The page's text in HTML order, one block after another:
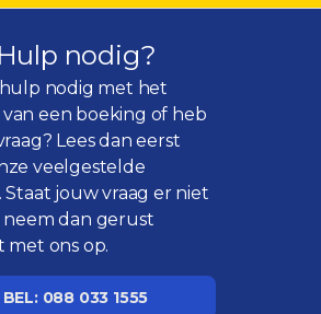
Hulp nodig?
nodig met het
een boeking of heb
Lees dan eerst
veelgestelde
. Staat jouw vraag er niet
neem dan gerust
met ons op.
BEL: 088 033 1555